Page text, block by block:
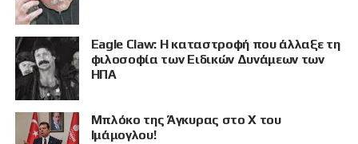
Eagle Claw: Η καταστροφή που άλλαξε τη
φιλοσοφία των Ειδικών Δυνάμεων των
ΗΠΑ
Μπλόκο της Άγκυρας στο X του
Ιμάμογλου!